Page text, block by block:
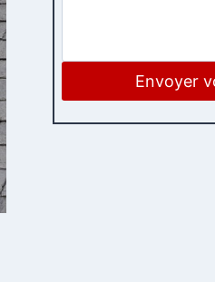
Envoyer